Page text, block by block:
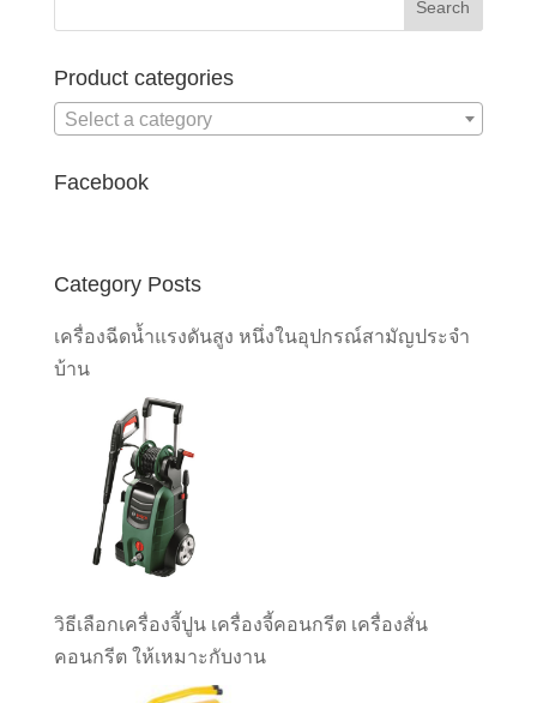
Product categories
Select a category
Facebook
Category Posts
เครื่องฉีดน้ำแรงดันสูง หนึ่งในอุปกรณ์สามัญประจำ
บ้าน
วิธีเลือกเครื่องจี้ปูน เครื่องจี้คอนกรีต เครื่องสั่น
คอนกรีต ให้เหมาะกับงาน